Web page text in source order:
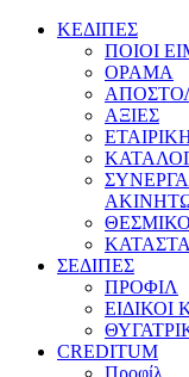
ΚΕΔΙΠΕΣ
ΠΟΙΟΙ
ΟΡΑΜΑ
ΑΞΙΕΣ
ΣΕΔΙΠΕΣ
ΠΡΟΦΙΛ
ΕΙΔΙΚΟΙ
CREDITUM
Προφίλ